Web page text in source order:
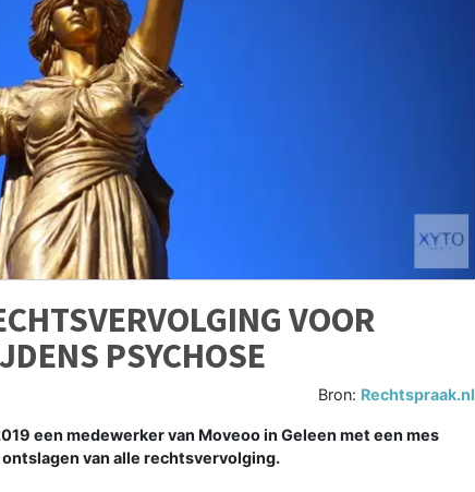
VOOR
PSYCHOSE
Bron: Rechtspraak.nl
een medewerker van Moveoo in Geleen met een mes
van alle rechtsvervolging.